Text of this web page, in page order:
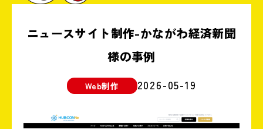
ニュースサイト制作-かながわ経済新聞
様の事例
Web制作 2026-05-19